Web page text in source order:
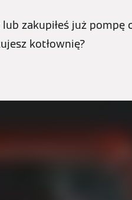
lub zakupiłeś już
kotłownię?